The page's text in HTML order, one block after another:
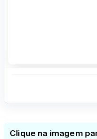
Clique na imagem